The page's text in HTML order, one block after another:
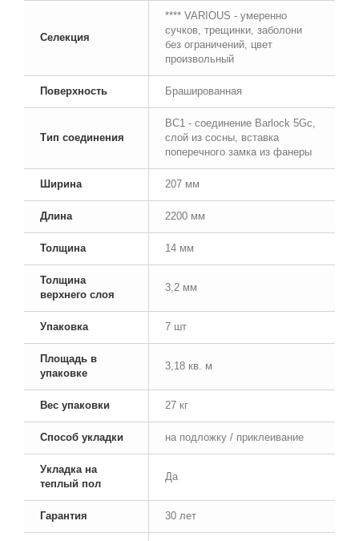
Селекция
**** VARIOUS - умеренно
сучков, трещинки, заболони
без ограничений, цвет
произвольный
Поверхность Брашированная
Тип соединения
BC1 - соединение Barlock 5Gc,
слой из сосны, вставка
поперечного замка из фанеры
Ширина 207 мм
Длина 2200 мм
Толщина 14 мм
Толщина
верхнего слоя
3,2 мм
Упаковка 7 шт
Площадь в
упаковке
3,18 кв. м
Вес упаковки 27 кг
Способ укладки на подложку / приклеивание
Укладка на
теплый пол
Да
Гарантия 30 лет